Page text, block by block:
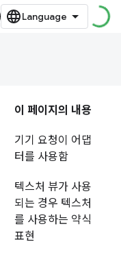
이 페이지의 내용
기기 요청이 어댑
터를 사용함
텍스처 뷰가 사용
되는 경우 텍스처
를 사용하는 약식
표현